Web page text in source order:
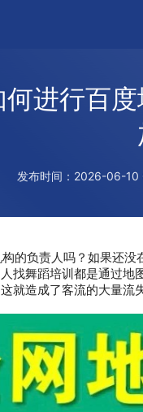
进行百
发布时间：2026-06-
负责人吗？如果还没
找舞蹈培训都是通过
就造成了客流的大量流